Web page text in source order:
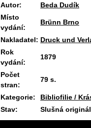
Autor:
Beda Dudík
Místo
vydání:
Brünn Brno
Nakladatel: Druck und
Rok
vydání:
1879
Počet
stran:
79 s.
Kategorie:
Bibliofilie /
Stav:
Slušná